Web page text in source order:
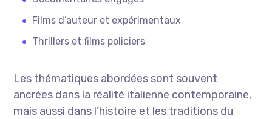
Films d’auteur et expérimentaux
Thrillers et films policiers
Les thématiques abordées sont souvent
ancrées dans la réalité italienne contemporaine,
mais aussi dans l’histoire et les traditions du